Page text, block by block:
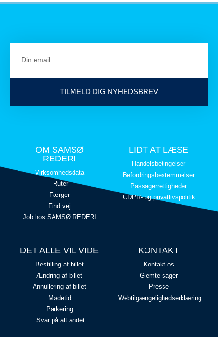
TILMELD DIG NYHEDSBREV
OM SAMSØ
REDERI
Virksomhedsdata
Ruter
Færger
Find vej
Job hos SAMSØ REDERI
LIDT AT LÆSE
Handelsbetingelser
Befordringsbestemmelser
Passagerrettigheder
GDPR- og privatlivspolitik
DET ALLE VIL VIDE
Bestilling af billet
Ændring af billet
Annullering af billet
Mødetid
Parkering
Svar på alt andet
KONTAKT
Kontakt os
Glemte sager
Presse
Webtilgængelighedserklæring